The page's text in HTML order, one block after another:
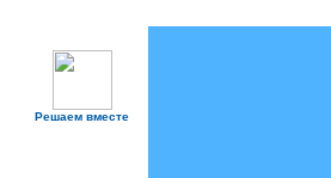
Решаем вместе